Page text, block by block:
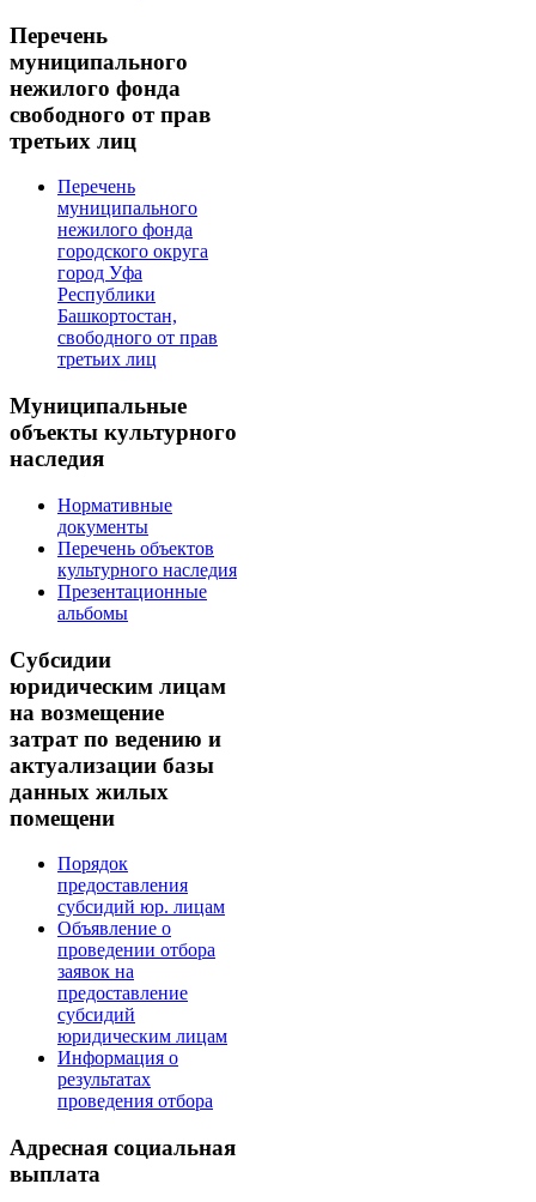
Перечень
муниципального
нежилого фонда
свободного от прав
третьих лиц
Перечень
муниципального
нежилого фонда
городского округа
город Уфа
Республики
Башкортостан,
свободного от прав
третьих лиц
Муниципальные
объекты культурного
наследия
Нормативные
документы
Перечень объектов
культурного наследия
Презентационные
альбомы
Субсидии
юридическим лицам
на возмещение
затрат по ведению и
актуализации базы
данных жилых
помещени
Порядок
предоставления
субсидий юр. лицам
Объявление о
проведении отбора
заявок на
предоставление
субсидий
юридическим лицам
Информация о
результатах
проведения отбора
Адресная социальная
выплата